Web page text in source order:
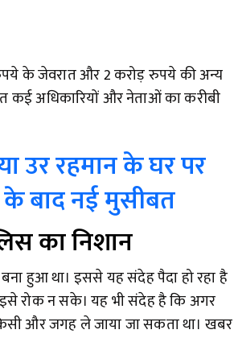
के जेवरात और 2 करोड़ रुपये की अन्य
कई अधिकारियों और नेताओं का करीबी
उर रहमान के घर पर
बाद नई मुसीबत
का निशान
हुआ था। इससे यह संदेह पैदा हो रहा है
इसे रोक न सके। यह भी संदेह है कि अगर
और जगह ले जाया जा सकता था। खबर